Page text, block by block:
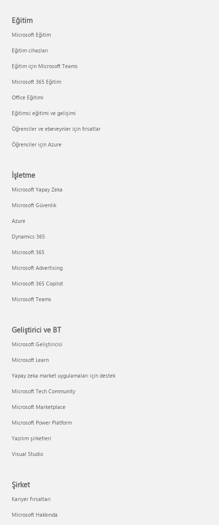
Eğitim
Microsoft Eğitim
Eğitim cihazları
Eğitim için Microsoft Teams
Microsoft 365 Eğitim
Office Eğitimi
Eğitimci eğitimi ve gelişimi
Öğrenciler ve ebeveynler için fırsatlar
Öğrenciler için Azure
İşletme
Microsoft Yapay Zeka
Microsoft Güvenlik
Azure
Dynamics 365
Microsoft 365
Microsoft Advertising
Microsoft 365 Copilot
Microsoft Teams
Geliştirici ve BT
Microsoft Geliştiricisi
Microsoft Learn
Yapay zeka market uygulamaları için destek
Microsoft Tech Community
Microsoft Marketplace
Microsoft Power Platform
Yazılım şirketleri
Visual Studio
Şirket
Kariyer Fırsatları
Microsoft Hakkında